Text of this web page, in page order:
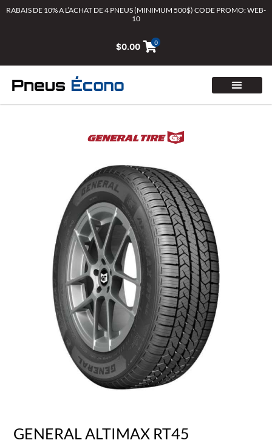
AllerRABAIS DE 10% A L’ACHAT DE 4 PNEUS (MINIMUM 500$) CODE PROMO: WEB-
10
$0.00 0
GENERAL ALTIMAX RT45